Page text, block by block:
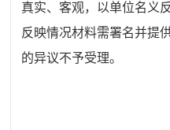
真实、客观，以单位名义
反映情况材料需署名并提
的异议不予受理。